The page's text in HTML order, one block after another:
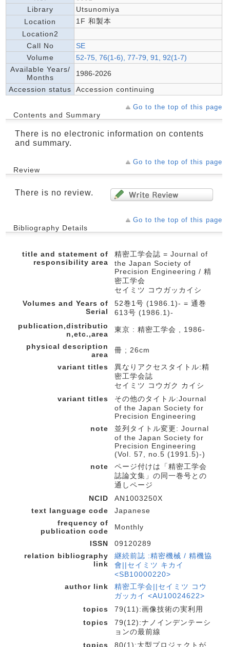
Library
Utsunomiya
Location
1F 和製本
Location2
Call No
SE
Volume
52-75, 76(1-6), 77-79, 91, 92(1-7)
Available Years/
Months
1986-2026
Accession status
Accession continuing
Go to the top of this page
Contents and Summary
There is no electronic information on contents
and summary.
Go to the top of this page
Review
There is no review.
Go to the top of this page
Bibliography Details
title and statement of
responsibility area
精密工学会誌 = Journal of
the Japan Society of
Precision Engineering / 精
密工学会
セイミツ コウガッカイシ
Volumes and Years of
Serial
52巻1号 (1986.1)- = 通巻
613号 (1986.1)-
publication,distributio
n,etc.,area
東京 : 精密工学会 , 1986-
physical description
area
冊 ; 26cm
variant titles
異なりアクセスタイトル:精
密工学会誌
セイミツ コウガク カイシ
variant titles
その他のタイトル:Journal
of the Japan Society for
Precision Engineering
note
並列タイトル変更: Journal
of the Japan Society for
Precision Engineering
(Vol. 57, no.5 (1991.5)-)
note
ページ付けは「精密工学会
誌論文集」の同一巻号との
通しページ
NCID
AN1003250X
text language code
Japanese
frequency of
publication code
Monthly
ISSN
09120289
relation bibliography
link
継続前誌 :精密機械 / 精機協
會||セイミツ キカイ
<SB10000220>
author link
精密工学会||セイミツ コウ
ガッカイ <AU10024622>
topics
79(11):画像技術の実利用
topics
79(12):ナノインデンテーシ
ョンの最前線
topics
80(1):大型プロジェクトが